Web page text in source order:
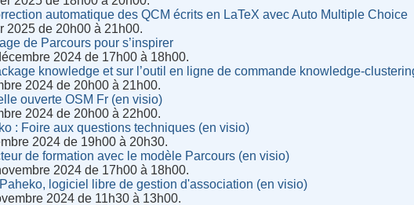
automatique des QCM écrits en LaTeX avec Auto Multiple Choice
2025 de 20h00 à 21h00.
de Parcours pour s’inspirer
2024 de 17h00 à 18h00.
knowledge et sur l’outil en ligne de commande knowledge-
2024 de 20h00 à 21h00.
ouverte OSM Fr (en visio)
2024 de 20h00 à 22h00.
: Foire aux questions techniques (en visio)
2024 de 19h00 à 20h30.
de formation avec le modèle Parcours (en visio)
2024 de 17h00 à 18h00.
logiciel libre de gestion d'association (en visio)
2024 de 11h30 à 13h00.